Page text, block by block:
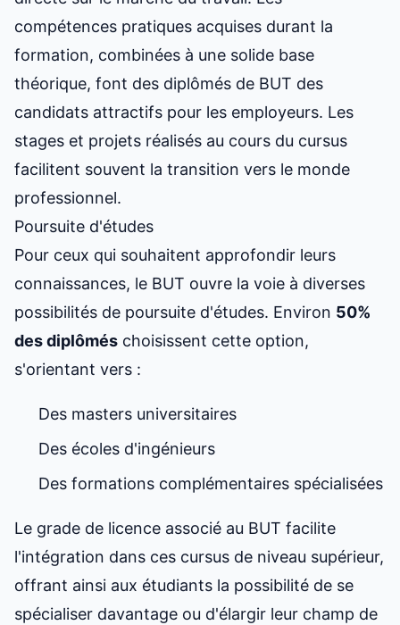
compétences pratiques acquises durant la
formation, combinées à une solide base
théorique, font des diplômés de BUT des
candidats attractifs pour les employeurs. Les
stages et projets réalisés au cours du cursus
facilitent souvent la transition vers le monde
professionnel.
Poursuite d'études
Pour ceux qui souhaitent approfondir leurs
connaissances, le BUT ouvre la voie à diverses
possibilités de poursuite d'études. Environ 50%
des diplômés choisissent cette option,
s'orientant vers :
Des masters universitaires
Des écoles d'ingénieurs
Des formations complémentaires spécialisées
Le grade de licence associé au BUT facilite
l'intégration dans ces cursus de niveau supérieur,
offrant ainsi aux étudiants la possibilité de se
spécialiser davantage ou d'élargir leur champ de